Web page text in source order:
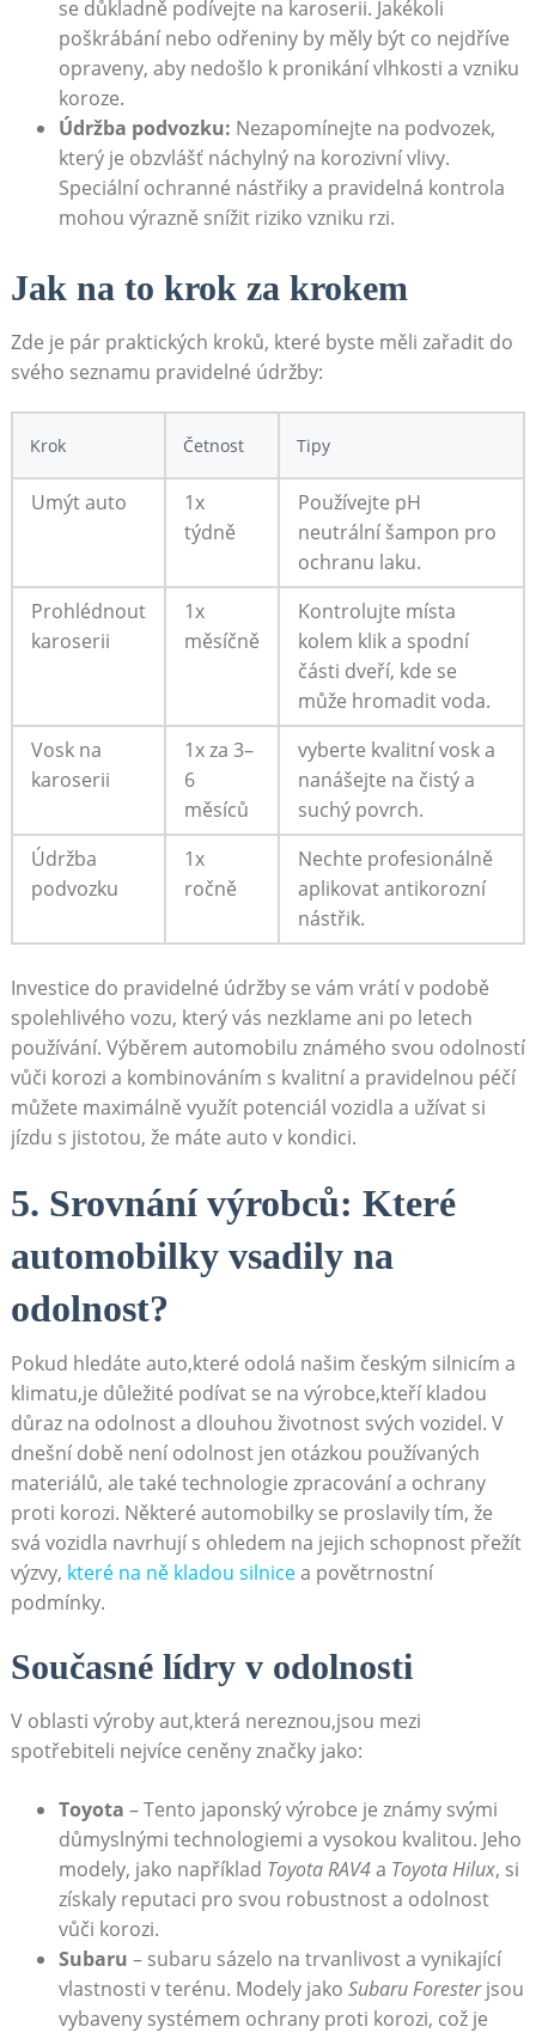
se důkladně podívejte na karoserii. Jakékoli
poškrábání nebo odřeniny by měly být co nejdříve
opraveny, aby nedošlo k pronikání vlhkosti a vzniku
koroze.
Údržba podvozku: Nezapomínejte na podvozek,
který je obzvlášť náchylný na korozivní vlivy.
Speciální ochranné nástřiky a pravidelná kontrola
mohou výrazně snížit riziko vzniku rzi.
Jak na to krok za krokem
Zde je pár praktických kroků, které byste měli zařadit do
svého seznamu pravidelné údržby:
Krok Četnost Tipy
Umýt auto
1x
týdně
Používejte pH
neutrální šampon pro
ochranu laku.
Prohlédnout
karoserii
1x
měsíčně
Kontrolujte místa
kolem klik a spodní
části dveří, kde se
může hromadit voda.
Vosk na
karoserii
1x za 3–
6
měsíců
vyberte kvalitní vosk a
nanášejte na čistý a
suchý povrch.
Údržba
podvozku
1x
ročně
Nechte profesionálně
aplikovat antikorozní
nástřik.
Investice do pravidelné údržby se vám vrátí v podobě
spolehlivého vozu, který vás nezklame ani po letech
používání. Výběrem automobilu známého svou odolností
vůči korozi a kombinováním s kvalitní a pravidelnou péčí
můžete maximálně využít potenciál vozidla a užívat si
jízdu s jistotou, že máte auto v kondici.
5. Srovnání výrobců: Které
automobilky vsadily na
odolnost?
Pokud hledáte auto,které odolá našim českým silnicím a
klimatu,je důležité podívat se na výrobce,kteří kladou
důraz na odolnost a dlouhou životnost svých vozidel. V
dnešní době není odolnost jen otázkou používaných
materiálů, ale také technologie zpracování a ochrany
proti korozi. Některé automobilky se proslavily tím, že
svá vozidla navrhují s ohledem na jejich schopnost přežít
výzvy, které na ně kladou silnicea povětrnostní
podmínky.
Současné lídry v odolnosti
V oblasti výroby aut,která nereznou,jsou mezi
spotřebiteli nejvíce ceněny značky jako:
Toyota – Tento japonský výrobce je známy svými
důmyslnými technologiemi a vysokou kvalitou. Jeho
modely, jako například Toyota RAV4a Toyota Hilux, si
získaly reputaci pro svou robustnost a odolnost
vůči korozi.
Subaru – subaru sázelo na trvanlivost a vynikající
vlastnosti v terénu. Modely jako Subaru Foresterjsou
vybaveny systémem ochrany proti korozi, což je